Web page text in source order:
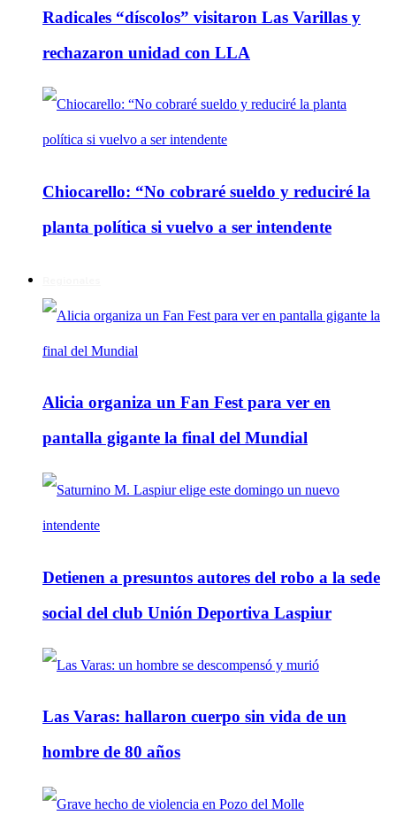
Radicales “díscolos” visitaron Las Varillas y
rechazaron unidad con LLA
Chiocarello: “No cobraré sueldo y reduciré la
planta política si vuelvo a ser intendente
Alicia organiza un Fan Fest para ver en
pantalla gigante la final del Mundial
Detienen a presuntos autores del robo a la sede
social del club Unión Deportiva Laspiur
Las Varas: hallaron cuerpo sin vida de un
hombre de 80 años